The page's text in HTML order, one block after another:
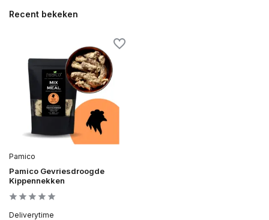
Recent bekeken
Pamico
Pamico Gevriesdroogde
Kippennekken
Deliverytime